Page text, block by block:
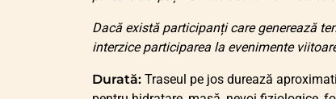
Dacă există participanți care generează
interzice participarea la evenimente
Durată: Traseul pe jos durează